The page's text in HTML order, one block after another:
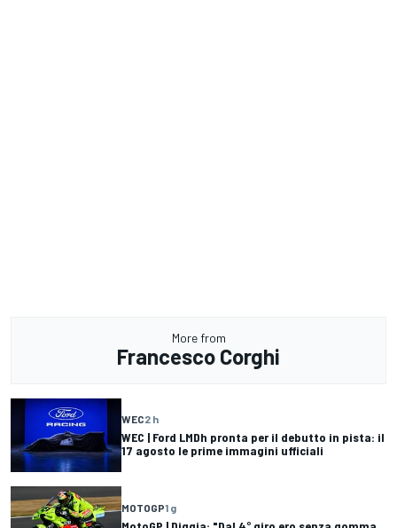
More from
Francesco Corghi
WEC2 h
WEC | Ford LMDh pronta per il debutto in pista: il
17 agosto le prime immagini ufficiali
MOTOGP1 g